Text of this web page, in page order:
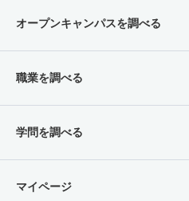
オープンキャンパスを調べる
職業を調べる
学問を調べる
マイページ